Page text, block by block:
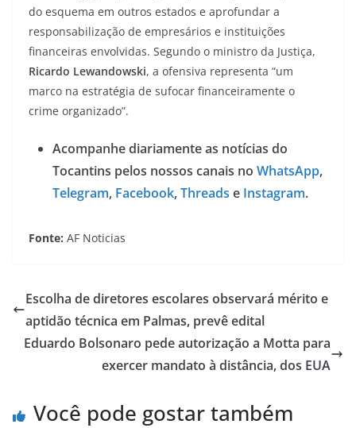
do esquema em outros estados e aprofundar a
responsabilização de empresários e instituições
financeiras envolvidas. Segundo o ministro da Justiça,
Ricardo Lewandowski, a ofensiva representa “um
marco na estratégia de sufocar financeiramente o
crime organizado”.
Acompanhe diariamente as notícias do
Tocantins pelos nossos canais no WhatsApp,
Telegram, Facebook,Threads e Instagram.
Fonte: AF Noticias
Escolha de diretores escolares observará mérito e
aptidão técnica em Palmas, prevê edital
Eduardo Bolsonaro pede autorização a Motta para
exercer mandato à distância, dos EUA
Você pode gostar também